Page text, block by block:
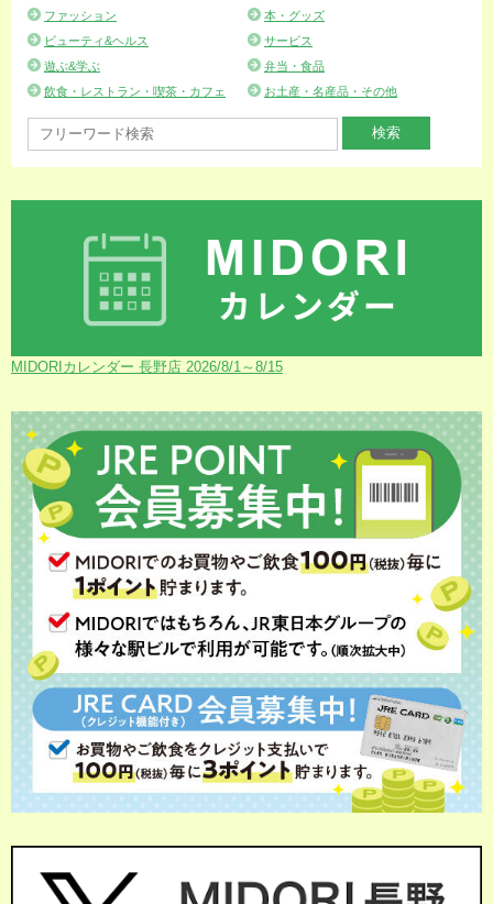
ファッション
本・グッズ
ビューティ&ヘルス
サービス
遊ぶ&学ぶ
弁当・食品
飲食・レストラン・喫茶・カフェ
お土産・名産品・その他
MIDORIカレンダー 長野店 2026/8/1～8/15